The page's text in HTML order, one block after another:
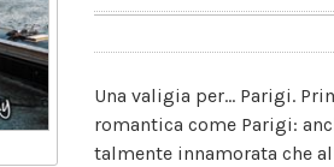
Una valigia per... Parigi.
romantica come Parigi:
talmente innamorata che